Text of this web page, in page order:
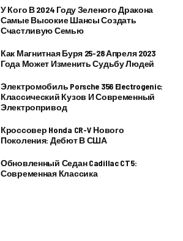
У Кого В 2024 Году Зеленого Дракона
Самые Высокие Шансы Создать
Счастливую Семью
Как Магнитная Буря 25-28 Апреля 2023
Года Может Изменить Судьбу Людей
Электромобиль Porsche 356 Electrogenic:
Классический Кузов И Современный
Электропривод
Кроссовер Honda CR-V Нового
Поколения: Дебют В США
Обновленный Седан Cadillac CT5:
Современная Классика